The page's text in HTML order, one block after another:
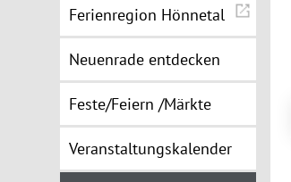
Ferienregion Hönnetal
Neuenrade entdecken
Feste/Feiern /Märkte
Veranstaltungskalender